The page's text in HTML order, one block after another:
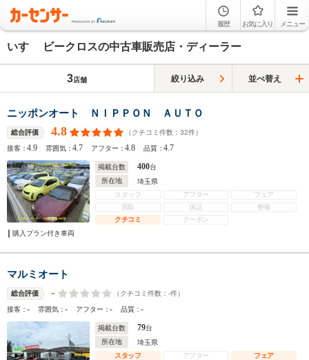
履歴 お気に入り メニュー
いすゞ ビークロスの中古車販売店・ディーラー
3店舗 絞り込み 並べ替え
ニッポンオート ＮＩＰＰＯＮ ＡＵＴＯ
総合評価 4.8 （クチコミ件数： 32件）
接客：4.9 雰囲気：4.7 アフター：4.8 品質：4.7
掲載台数 400台
所在地
埼玉県
スタッフ
アフター
フェア
買取
保証
整備
クチコミ
クーポン
購入プラン付き車両
マルミオート
総合評価 - （クチコミ件数： -件）
接客：- 雰囲気：- アフター：- 品質：-
掲載台数 79台
所在地
埼玉県
スタッフ
アフター
フェア